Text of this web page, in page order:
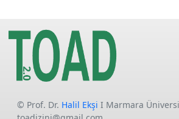
© Prof. Dr. Halil Ekşi I Marmara